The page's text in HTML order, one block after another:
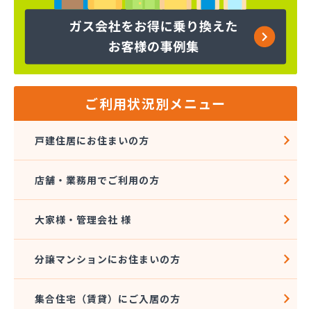
ヤマサ共和ライフ株式会社 一色営業所
ヤマサ共和ライフ株式会社 江南営業所
ヤマサ共和ライフ株式会社 三河営業所
ヤマサ共和ライフ株式会社 豊川営業所
ヤマサ高圧株式会社
ヤマサ總業株式会社 愛知西支店
ヤマトク
リーグ馬場株式会社
愛知高圧株式会社容器検査工場
愛北液化ガス協組江南営業所
旭プロパン
ご利用状況別メニュー
戸建住居にお住まいの方
店舗・業務用でご利用の方
大家様・管理会社 様
分譲マンションにお住まいの方
集合住宅（賃貸）にご入居の方